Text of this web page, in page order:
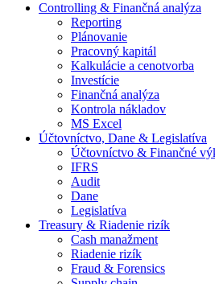
Controlling & Finančná analýza
Reporting
Plánovanie
Pracovný kapitál
Kalkulácie a cenotvorba
Investície
Finančná analýza
Kontrola nákladov
MS Excel
Účtovníctvo, Dane & Legislatíva
Účtovníctvo & Finančné
IFRS
Audit
Dane
Legislatíva
Treasury & Riadenie rizík
Cash manažment
Riadenie rizík
Fraud & Forensics